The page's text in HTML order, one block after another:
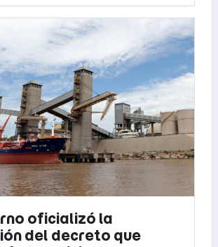
oficializó la
del decreto que